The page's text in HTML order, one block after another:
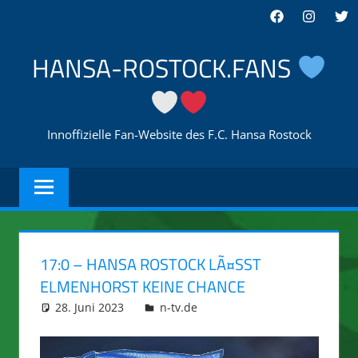
springen
Facebook
HANSA-ROSTOCK.FANS
Innoffizielle Fan-Website des F.C. Hansa Rostock
17:0 – HANSA ROSTOCK LÃ¤SST
ELMENHORST KEINE CHANCE
28. Juni 2023 integromat
n-tv.de